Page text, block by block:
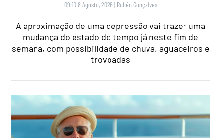
09:10 8 Agosto, 2026 | Rubén Gonçalves
A aproximação de uma depressão vai trazer uma
mudança do estado do tempo já neste fim de
semana, com possibilidade de chuva, aguaceiros e
trovoadas